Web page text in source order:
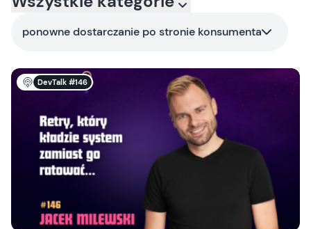
ponowne dostarczanie po stronie konsumenta
DevTalk #146